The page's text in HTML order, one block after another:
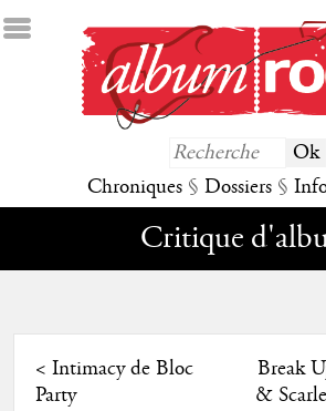
Chroniques § Dossiers §
Critique
< Intimacy de Bloc
Party
Break
&